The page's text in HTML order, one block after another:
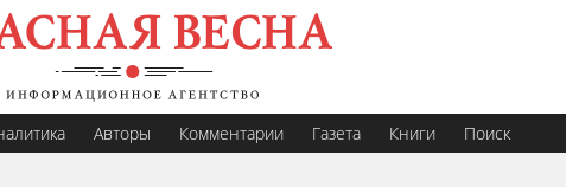
Авторы Комментарии Газета Книги Поиск